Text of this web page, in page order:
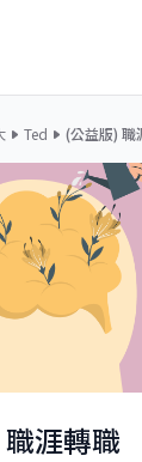
Ted (公益版) 職
涯轉職